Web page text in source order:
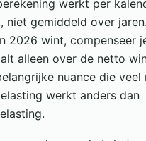
werkt per
niet gemiddeld over
2026 wint, compenseer
alleen over de netto
nuance die veel
werkt anders dan